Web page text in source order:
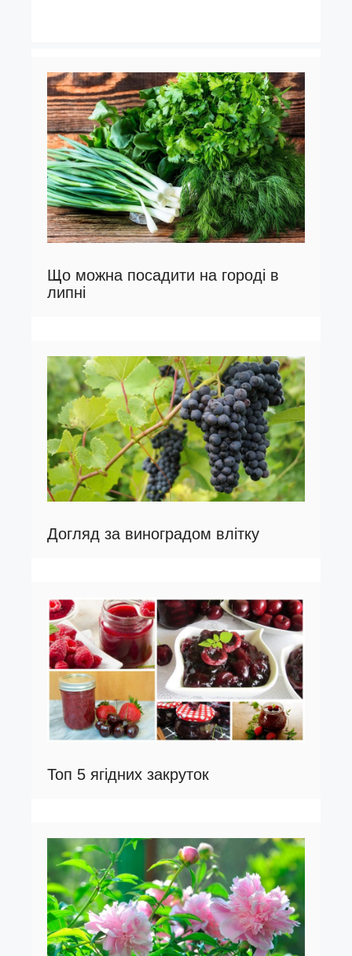
Що можна посадити на городі в
липні
Догляд за виноградом влітку
Топ 5 ягідних закруток